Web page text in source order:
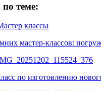
теме:
мастер-классов:
по изготовлению